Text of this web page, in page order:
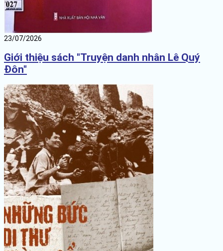
23/07/2026
Giới thiệu sách "Truyện danh nhân Lê Quý
Đôn"